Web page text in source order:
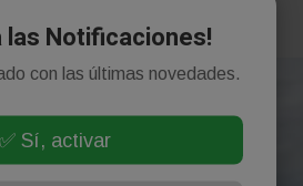
las Notificaciones!
con las últimas novedades.
✅ Sí, activar